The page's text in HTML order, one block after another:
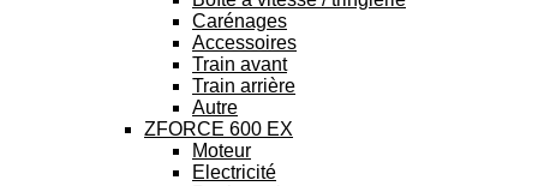
Carénages
Accessoires
Train avant
Train arrière
Autre
ZFORCE 600 EX
Moteur
Electricité